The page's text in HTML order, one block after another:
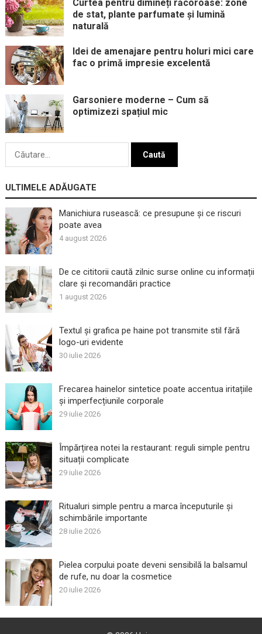
Curtea pentru dimineți răcoroase: zone
de stat, plante parfumate și lumină
naturală
Idei de amenajare pentru holuri mici care
fac o primă impresie excelentă
Garsoniere moderne – Cum să
optimizezi spațiul mic
Caută
ULTIMELE ADĂUGATE
Manichiura rusească: ce presupune și ce riscuri
poate avea
4 august 2026
De ce cititorii caută zilnic surse online cu informații
clare și recomandări practice
1 august 2026
Textul și grafica pe haine pot transmite stil fără
logo-uri evidente
30 iulie 2026
Frecarea hainelor sintetice poate accentua iritațiile
și imperfecțiunile corporale
29 iulie 2026
Împărțirea notei la restaurant: reguli simple pentru
situații complicate
29 iulie 2026
Ritualuri simple pentru a marca începuturile și
schimbările importante
28 iulie 2026
Pielea corpului poate deveni sensibilă la balsamul
de rufe, nu doar la cosmetice
20 iulie 2026